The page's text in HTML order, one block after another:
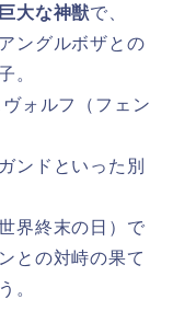
大な神獣で、
ングルボザとの
。
ォルフ（フェン
ンドといった別
界終末の日）で
との対峙の果て
。